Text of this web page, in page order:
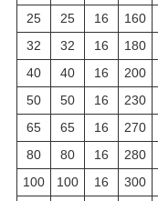
25
25 16 160
32
32 16 180
40
40 16 200
50
50 16 230
65
65 16 270
80
80 16 280
100
100 16 300